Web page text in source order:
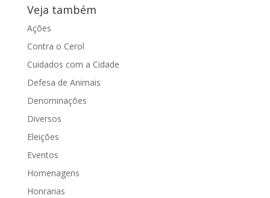
Veja também
Ações
Contra o Cerol
Cuidados com a Cidade
Defesa de Animais
Denominações
Diversos
Eleições
Eventos
Homenagens
Honrarias